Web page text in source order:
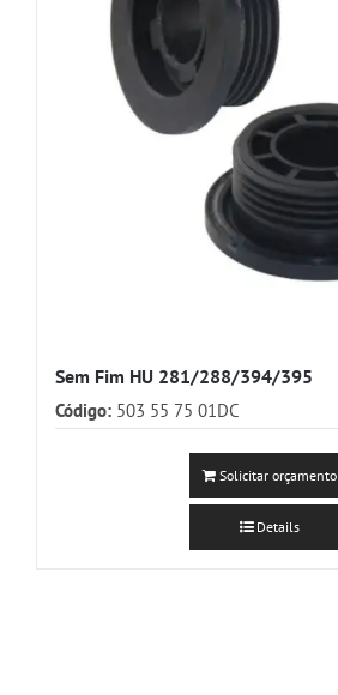
Sem Fim HU 281/288/394/395
Código: 503 55 75 01DC
Solicitar orçamento
Details